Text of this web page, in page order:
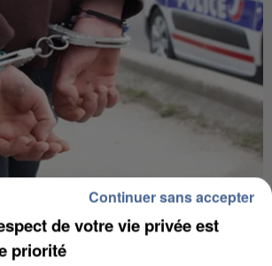
DE LA DZ MAFIA
ALGÉRIEde votre vie privée est
priorité
Continuer sans accepter